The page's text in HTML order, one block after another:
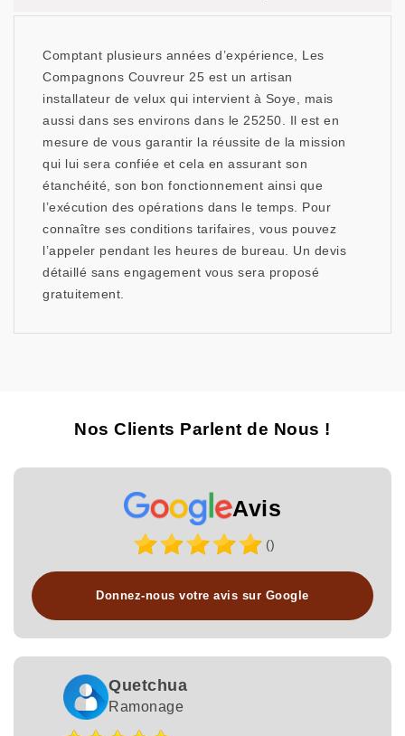
Comptant plusieurs années d’expérience, Les
Compagnons Couvreur 25 est un artisan
installateur de velux qui intervient à Soye, mais
aussi dans ses environs dans le 25250. Il est en
mesure de vous garantir la réussite de la mission
qui lui sera confiée et cela en assurant son
étanchéité, son bon fonctionnement ainsi que
l’exécution des opérations dans le temps. Pour
connaître ses conditions tarifaires, vous pouvez
l’appeler pendant les heures de bureau. Un devis
détaillé sans engagement vous sera proposé
gratuitement.
Nos Clients Parlent de Nous !
Avis
()
Donnez-nous votre avis sur Google
Quetchua
Ramonage